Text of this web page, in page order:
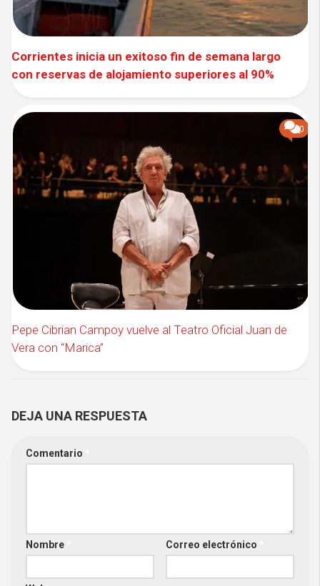
Corrientes inicia un exitoso fin de semana largo
con reservas de alojamiento superiores al 90%
0
Pepe Cibrian Campoy vuelve al Teatro Oficial Juan de
Vera con “Marica”
DEJA UNA RESPUESTA
Comentario
Nombre Correo electrónico